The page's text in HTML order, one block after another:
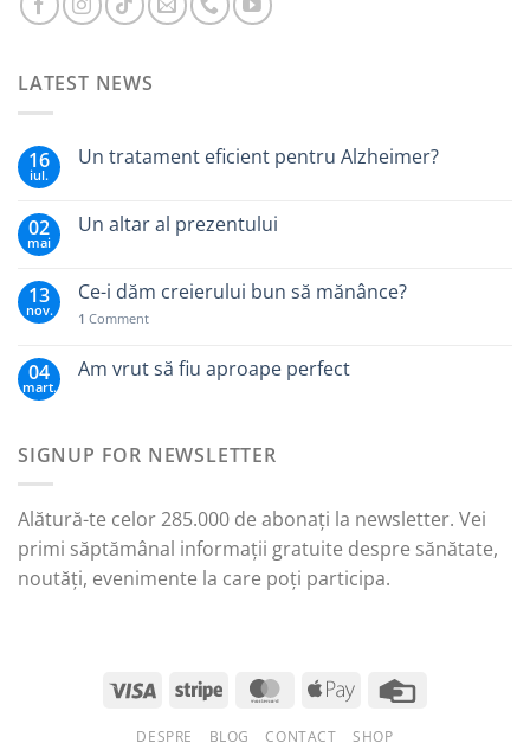
LATEST NEWS
16
iul.
Un tratament eficient pentru Alzheimer?
02
mai
Un altar al prezentului
13
nov.
Ce-i dăm creierului bun să mănânce?
1 Comment
04
mart.
Am vrut să fiu aproape perfect
SIGNUP FOR NEWSLETTER
Alătură-te celor 285.000 de abonați la newsletter. Vei
primi săptămânal informații gratuite despre sănătate,
noutăți, evenimente la care poți participa.
DESPRE BLOG CONTACT SHOP